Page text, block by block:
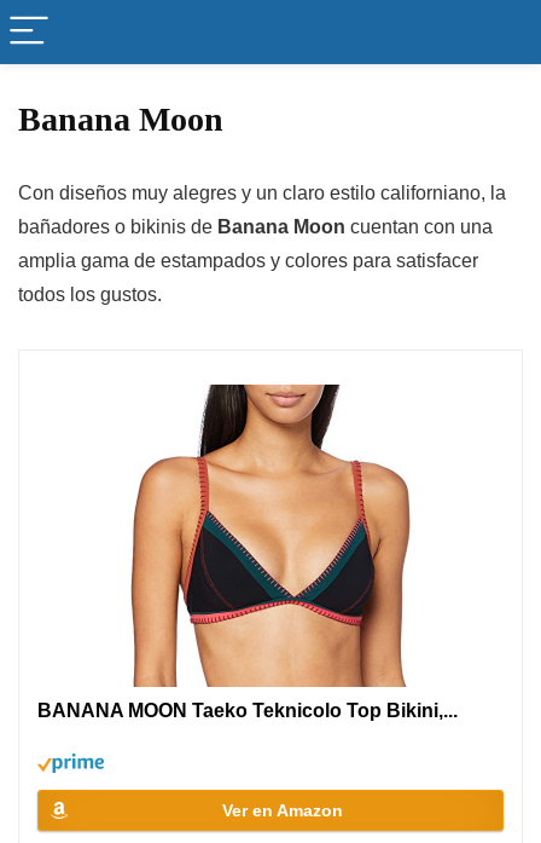
Banana Moon
Con diseños muy alegres y un claro estilo californiano, la
bañadores o bikinis de Banana Moon cuentan con una
amplia gama de estampados y colores para satisfacer
todos los gustos.
BANANA MOON Taeko Teknicolo Top Bikini,...
Ver en Amazon